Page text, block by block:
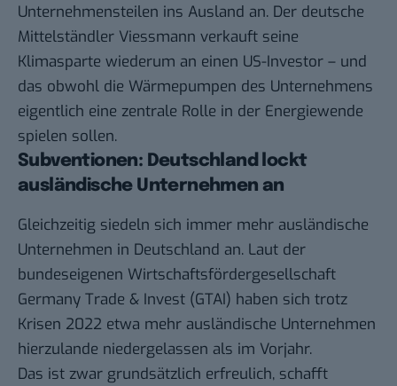
Unternehmensteilen ins Ausland an. Der deutsche
Mittelständler Viessmann verkauft seine
Klimasparte wiederum an einen US-Investor – und
das obwohl die Wärmepumpen des Unternehmens
eigentlich eine zentrale Rolle in der Energiewende
spielen sollen.
Subventionen: Deutschland lockt
ausländische Unternehmen an
Gleichzeitig siedeln sich immer mehr ausländische
Unternehmen in Deutschland an. Laut der
bundeseigenen Wirtschaftsfördergesellschaft
Germany Trade & Invest (GTAI) haben sich trotz
Krisen 2022 etwa mehr ausländische Unternehmen
hierzulande niedergelassen als im Vorjahr.
Das ist zwar grundsätzlich erfreulich, schafft